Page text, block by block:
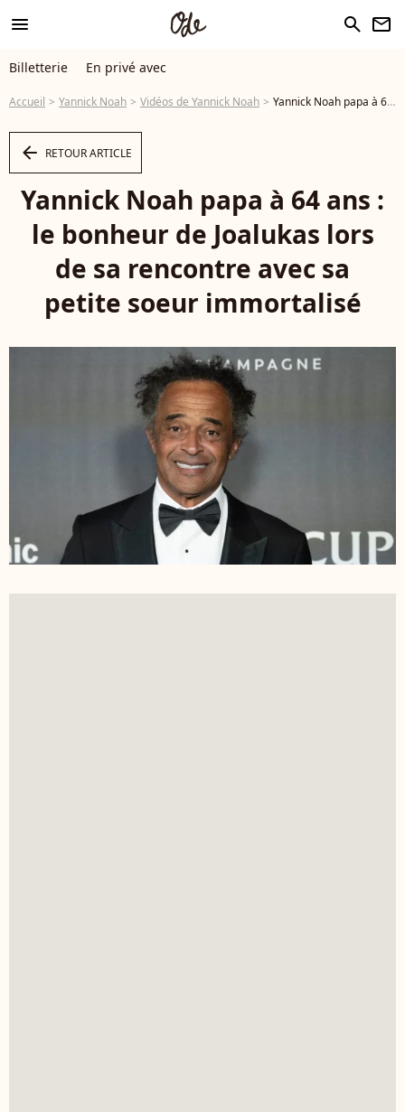
menu search newsletter
Billetterie En privé avec
Accueil Yannick Noah Vidéos de Yannick Noah Yannick Noah papa à 64 ans : le bonheur de Joalukas lors de sa rencontre avec sa petite soeur immortalisé - Vidéo
arrow_left RETOUR ARTICLE
Yannick Noah papa à 64 ans :
le bonheur de Joalukas lors
de sa rencontre avec sa
petite soeur immortalisé